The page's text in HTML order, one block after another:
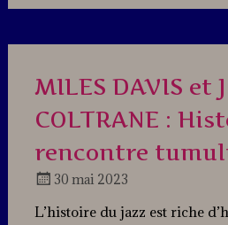
MILES DAVIS et
COLTRANE :
rencontre
30 mai 2023
Jazz
L’histoire du jazz est riche